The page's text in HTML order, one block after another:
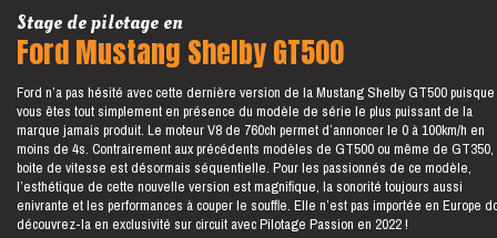
Stage de pilotage en
Ford Mustang Shelby GT500
Ford n’a pas hésité avec cette dernière version de la Mustang Shelby GT500 puisque
vous êtes tout simplement en présence du modèle de série le plus puissant de la
marque jamais produit. Le moteur V8 de 760ch permet d’annoncer le 0 à 100km/h en
moins de 4s. Contrairement aux précédents modèles de GT500 ou même de
boite de vitesse est désormais séquentielle. Pour les passionnés de ce modèle,
l’esthétique de cette nouvelle version est magnifique, la sonorité toujours aussi
enivrante et les performances à couper le souffle. Elle n’est pas importée en Europe
découvrez-la en exclusivité sur circuit avec Pilotage Passion en 2022 !